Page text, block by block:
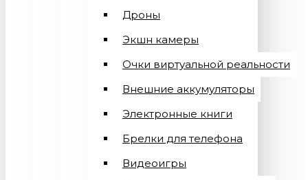
Дроны
Экшн камеры
Очки виртуальной реальности
Внешние аккумуляторы
Электронные книги
Брелки для телефона
Видеоигры